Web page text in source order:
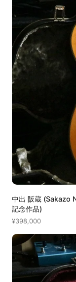
中出 阪蔵 (Sakazo
記念作品)
¥398,000